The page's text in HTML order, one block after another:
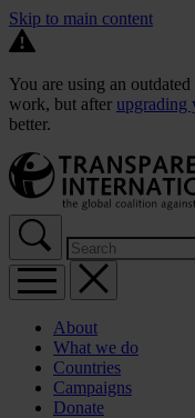
Skip to main content
You are using an
work, but after upgrading
better.
About
What we do
Countries
Campaigns
Donate